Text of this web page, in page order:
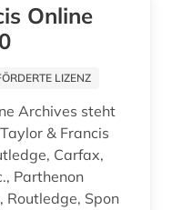
Online
LIZENZ
Archives steht
& Francis
Carfax,
Parthenon
Routledge, Spon